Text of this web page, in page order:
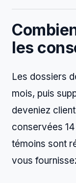
les
Les dossiers
mois, puis
deveniez
conservées
témoins sont
vous